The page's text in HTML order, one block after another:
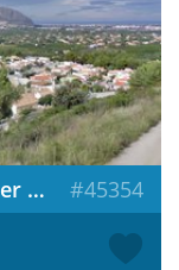
Bouwgrond te koop in Pedreguer / Spanje #45354